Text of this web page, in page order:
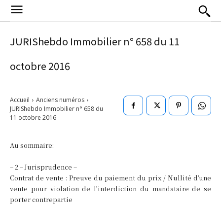
JURIShebdo Immobilier n° 658 du 11
octobre 2016
Accueil
Anciens numéros
JURIShebdo Immobilier n° 658 du
11 octobre 2016
Au sommaire:
– 2 – Jurisprudence –
Contrat de vente : Preuve du paiement du prix / Nullité d’une
vente pour violation de l’interdiction du mandataire de se
porter contrepartie